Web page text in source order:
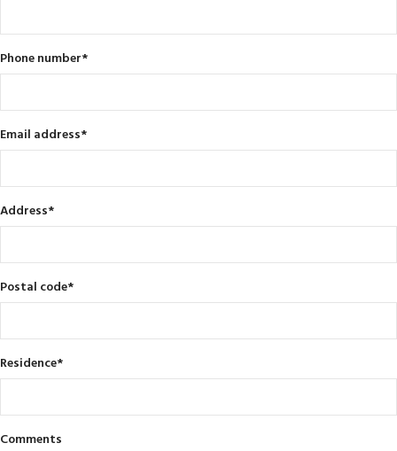
Phone number*
Email address*
Address*
Postal code*
Residence*
Comments